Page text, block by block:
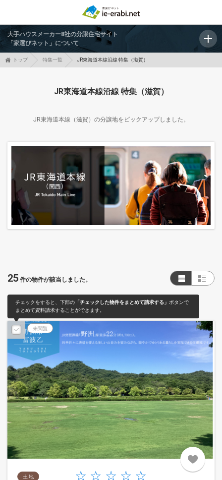
大手ハウスメーカー8社の分譲住宅サイト
「家選びネット」について
トップ 特集一覧 JR東海道本線沿線 特集（滋賀）
JR東海道本線沿線 特集（滋賀）
JR東海道本線（滋賀）の分譲地をピックアップしました。
25 件の物件が該当しました。
チェックをすると、下部の 「チェックした物件をまとめて請求する」 ボタンで
まとめて資料請求することができます。
未閲覧
土 地